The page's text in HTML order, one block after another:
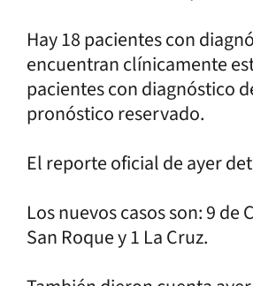
Hay 18 pacientes con
encuentran clínicamente
pacientes con diagnóstico
pronóstico reservado.
El reporte oficial de ayer
Los nuevos casos son: 9 de
San Roque y 1 La Cruz.